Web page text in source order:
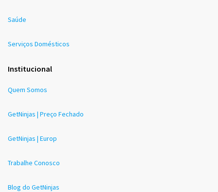
Saúde
Serviços Domésticos
Institucional
Quem Somos
GetNinjas | Preço Fechado
GetNinjas | Europ
Trabalhe Conosco
Blog do GetNinjas